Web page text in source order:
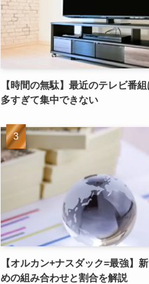
【時間の無駄】最近のテレビ番
多すぎて集中できない
【オルカン+ナスダック=最強】
めの組み合わせと割合を解説